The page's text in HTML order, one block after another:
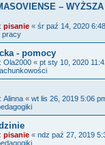
–
pisanie « śr paź 14, 2020
pracy
- pomocy
Ola2000 « pt sty 10, 2020
Alinna « wt lis 26, 2019 5:06
pisanie « ndz paź 27, 2019